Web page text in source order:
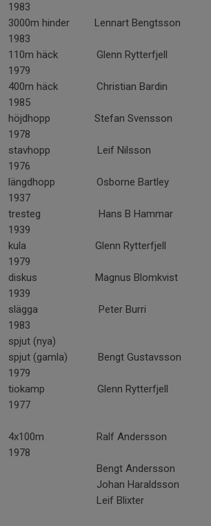
1983
3000m hinder Lennart
1983
110m häck Glenn
1979
400m häck Christian
1985
höjdhopp Stefan
1978
stavhopp Leif
1976
längdhopp Osborne
1937
tresteg Hans B
1939
kula Glenn
1979
diskus Magnus
1939
slägga Peter
1983
spjut (nya)
spjut (gamla) Bengt
1979
tiokamp Glenn
1977
4x100m Ralf
1978
Bengt
Johan
Leif Blixter